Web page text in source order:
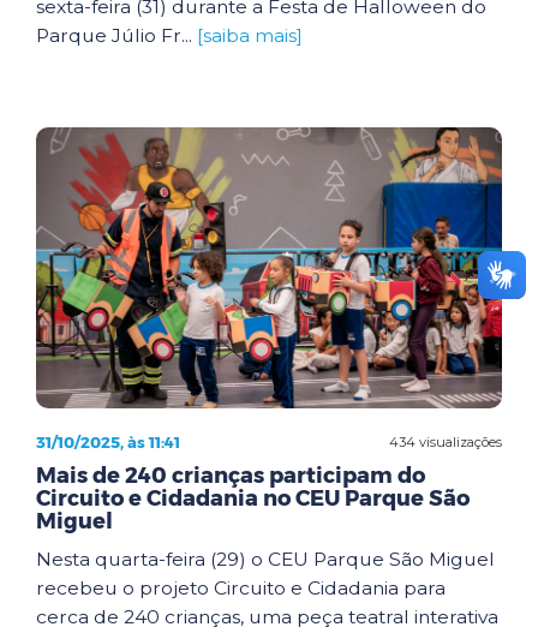
sexta-feira (31) durante a Festa de Halloween do
Parque Júlio Fr... [saiba mais]
434 visualizações
31/10/2025, às 11:41
Mais de 240 crianças participam do
Circuito e Cidadania no CEU Parque São
Miguel
Nesta quarta-feira (29) o CEU Parque São Miguel
recebeu o projeto Circuito e Cidadania para
cerca de 240 crianças, uma peça teatral interativa